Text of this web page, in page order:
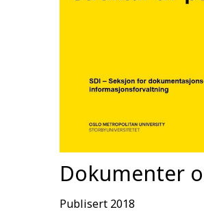
Dokumenter
Publisert 2018